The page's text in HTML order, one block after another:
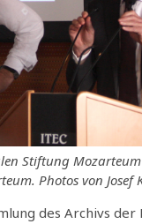
Stiftung
Photos von Josef
des Archivs der